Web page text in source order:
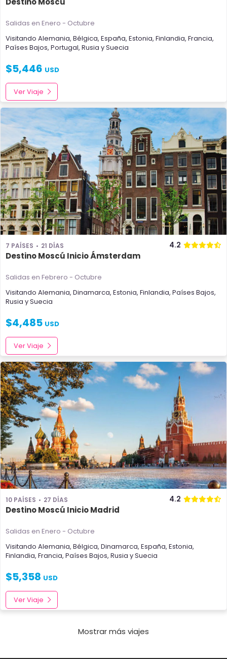
Salidas en Enero - Octubre
Visitando Alemania, Bélgica, España, Estonia, Finlandia, Francia,
Países Bajos, Portugal, Rusia ySuecia
$5,446 USD
Ver Viaje
7 PAÍSES 21 DÍAS 4.2
Destino Moscú Inicio Ámsterdam
Salidas en Febrero - Octubre
Visitando Alemania, Dinamarca, Estonia, Finlandia, Países Bajos,
Rusia ySuecia
$4,485 USD
Ver Viaje
10 PAÍSES 27 DÍAS 4.2
Destino Moscú Inicio Madrid
Salidas en Enero - Octubre
Visitando Alemania, Bélgica, Dinamarca, España, Estonia,
Finlandia, Francia, Países Bajos, Rusia ySuecia
$5,358 USD
Ver Viaje
Mostrar más viajes